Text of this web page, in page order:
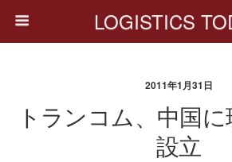
LOGISTICS
2011年1月31日
トランコム、中国
設立